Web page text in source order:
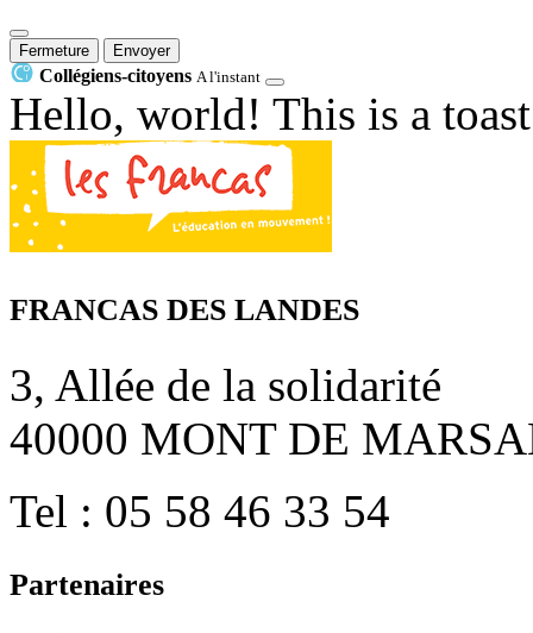
Fermeture Envoyer
Collégiens-citoyens A l'instant
Hello, world! This is a toast
FRANCAS DES LANDES
3, Allée de la solidarité
40000 MONT DE
Tel : 05 58 46 33 54
Partenaires